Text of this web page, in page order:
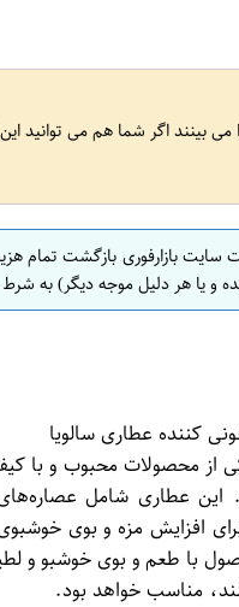
می بینند اگر شما هم می توانید
سایت بازارفوری بازگشت تمام
و یا هر دلیل موجه دیگر) به
کننده عطاری سالویا
از محصولات محبوب و
این عطاری شامل
افزایش مزه و بوی
با طعم و بوی خوشبو و
مناسب خواهد بود.